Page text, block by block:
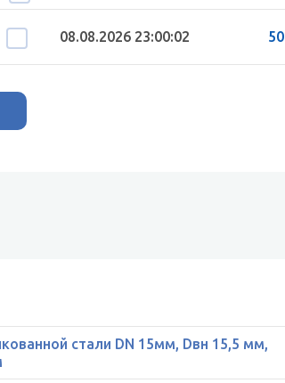
08.08.2026 23:00:02 50
стали DN 15мм, Dвн 15,5 мм,